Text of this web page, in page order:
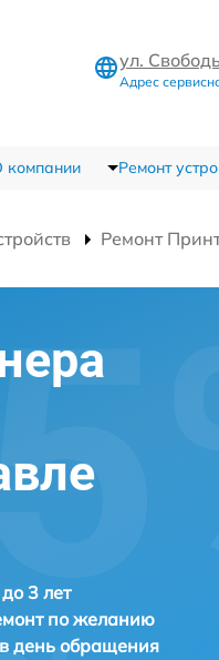
ул.
Адрес
компании Ремонт
Ремонт
до 3 лет
по желанию
в день обращения